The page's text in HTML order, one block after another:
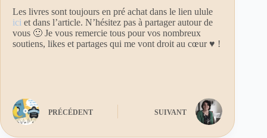
Les livres sont toujours en pré achat dans le lien ulule
ici et dans l’article. N’hésitez pas à partager autour de
vous 🙂 Je vous remercie tous pour vos nombreux
soutiens, likes et partages qui me vont droit au cœur ♥️ !
PRÉCÉDENT SUIVANT